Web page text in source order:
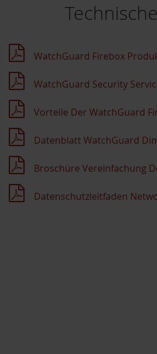
WatchGuard Firebox
WatchGuard Security
Vorteile Der WatchGuard
Datenblatt WatchGuard
Broschüre Vereinfachung
Datenschutzleitfaden